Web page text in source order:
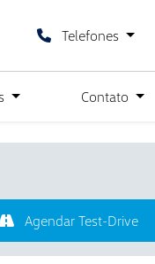
Telefones
Contato
Agendar Test-Drive